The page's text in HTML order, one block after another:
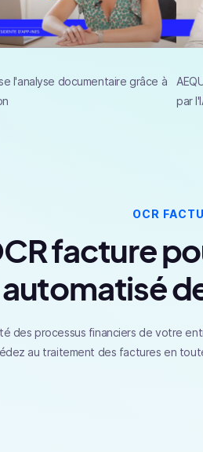
l'analyse documentaire grâce à
par
OCR
facture
automatisé
des processus financiers de votre
au traitement des factures en